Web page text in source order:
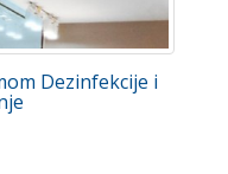
Dezinfekcije i